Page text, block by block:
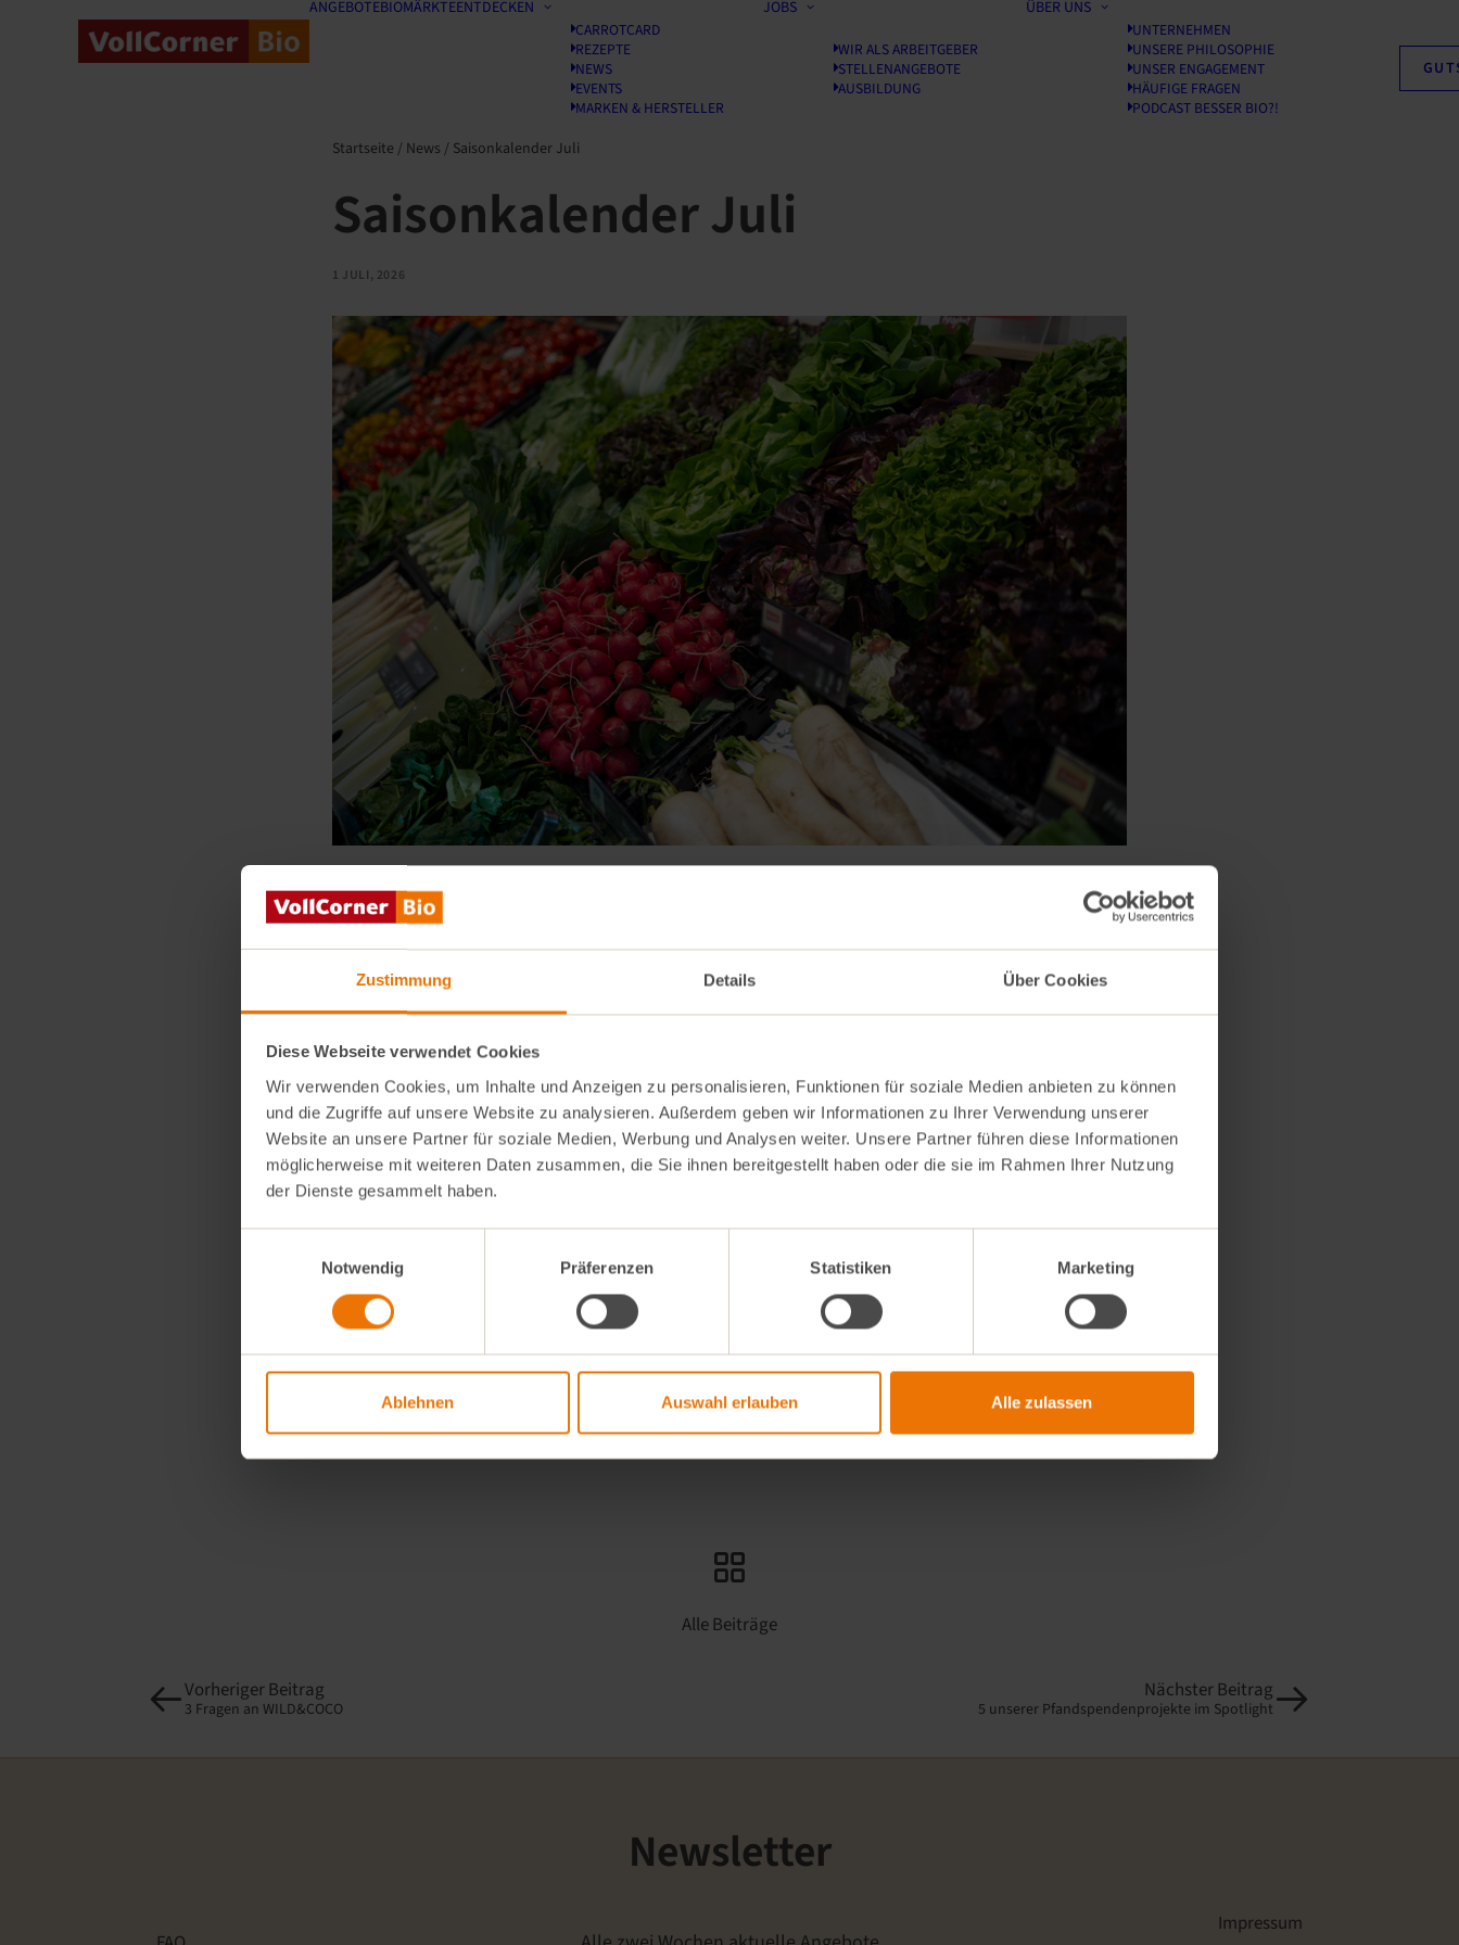
Zustimmung Details Über Cookies
Diese Webseite verwendet Cookies
Wir verwenden Cookies, um Inhalte und Anzeigen zu personalisieren, Funktionen für soziale Medien anbieten zu können
und die Zugriffe auf unsere Website zu analysieren. Außerdem geben wir Informationen zu Ihrer Verwendung unserer
Website an unsere Partner für soziale Medien, Werbung und Analysen weiter. Unsere Partner führen diese Informationen
möglicherweise mit weiteren Daten zusammen, die Sie ihnen bereitgestellt haben oder die sie im Rahmen Ihrer Nutzung
der Dienste gesammelt haben.
Notwendig
Präferenzen Statistiken Marketing
Ablehnen Auswahl erlauben Alle zulassen
ANGEBOTEBIOMÄRKTEENTDECKEN
CARROTCARD
REZEPTE
NEWS
EVENTS
MARKEN & HERSTELLER
JOBS
WIR ALS ARBEITGEBER
STELLENANGEBOTE
AUSBILDUNG
ÜBER UNS
UNTERNEHMEN
UNSERE PHILOSOPHIE
UNSER ENGAGEMENT
HÄUFIGE FRAGEN
PODCAST BESSER BIO?!
Startseite / News / Saisonkalender Juli
Saisonkalender Juli
1 JULI, 2026
Die warme Sommerzeit bringt eine Vielzahl an Früchten und Gemüse mit. Freue dich auf Tomaten, Salate,
Mangold und jede Menge Beeren.*
Hier kannst du den VollCorner Juli-Saisonkalender herunterladen
*Die Verfügbarkeit von unserem erntefrischen, regionalen Gemüse ist immer auch vom Wetter abhängig.
Alle Beiträge
Vorheriger Beitrag
3 Fragen an WILD&COCO
Nächster Beitrag
5 unserer Pfandspendenprojekte im Spotlight
Newsletter
Impressum